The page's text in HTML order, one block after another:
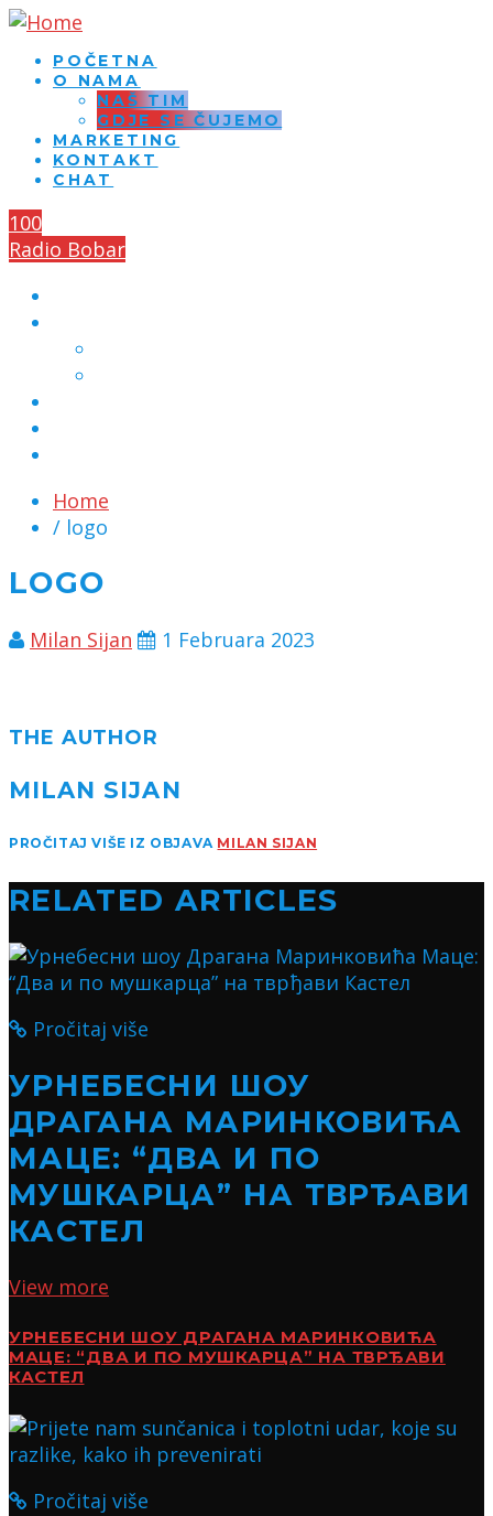
POČETNA
O NAMA
NAŠ TIM
GDJE SE ČUJEMO
MARKETING
KONTAKT
CHAT
100
Radio Bobar
Home
/ logo
LOGO
Milan Sijan 1 Februara 2023
THE AUTHOR
MILAN SIJAN
PROČITAJ VIŠE IZ OBJAVA MILAN SIJAN
RELATED ARTICLES
Pročitaj više
УРНЕБЕСНИ ШОУ
ДРАГАНА МАРИНКОВИЋА
МАЦЕ: “ДВА И ПО
МУШКАРЦА” НА ТВРЂАВИ
КАСТЕЛ
View more
УРНЕБЕСНИ ШОУ ДРАГАНА МАРИНКОВИЋА
МАЦЕ: “ДВА И ПО МУШКАРЦА” НА ТВРЂАВИ
КАСТЕЛ
Pročitaj više